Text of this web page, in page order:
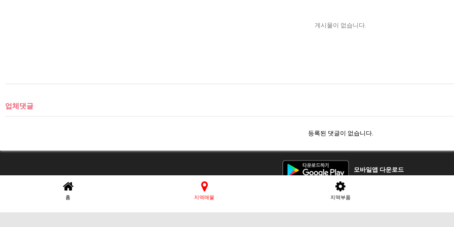
게시물이 없습니다.
업체댓글
등록된 댓글이 없습니다.
모바일앱 다운로드
장비다는 중고농기계 등록중개자로 등록된매물의 구매/판매 및 환불등과 관련된 의무와책임은 각 매물등록
홈 지역매물 지역부품